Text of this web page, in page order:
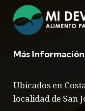
Más Información
Ubicados en
localidad de San